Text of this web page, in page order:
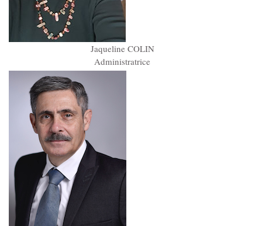
Jaqueline COLIN
Administratrice